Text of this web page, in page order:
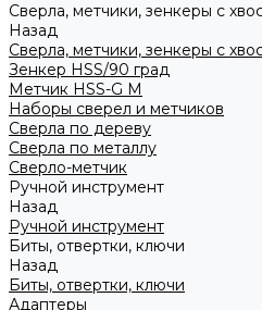
Сверла, метчики, зенкеры с
Назад
Сверла, метчики, зенкеры с
Зенкер HSS/90 град
Метчик HSS-G М
Наборы сверел и метчиков
Сверла по дереву
Сверла по металлу
Сверло-метчик
Ручной инструмент
Назад
Ручной инструмент
Биты, отвертки, ключи
Назад
Биты, отвертки, ключи
Адаптеры